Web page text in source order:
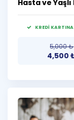
Hasta ve
KREDİ
5,000₺
4,500